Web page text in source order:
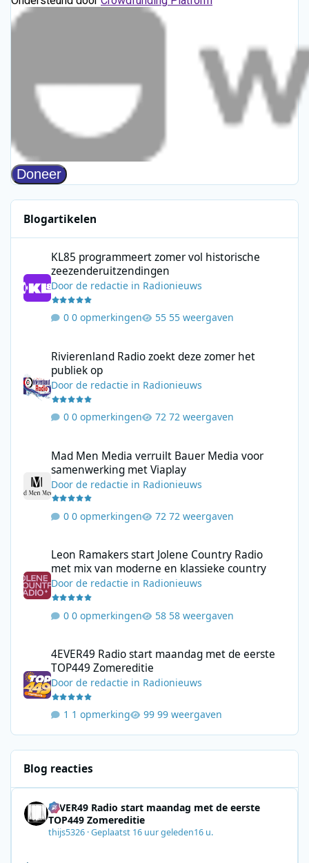
Blogartikelen
KL85 programmeert zomer vol historische
zeezenderuitzendingen
Doorde redactie in Radionieuws
0 opmerkingen 55 weergaven
Rivierenland Radio zoekt deze zomer het
publiek op
Doorde redactie in Radionieuws
0 opmerkingen 72 weergaven
Mad Men Media verruilt Bauer Media voor
samenwerking met Viaplay
Doorde redactie in Radionieuws
0 opmerkingen 72 weergaven
Leon Ramakers start Jolene Country Radio
met mix van moderne en klassieke country
Doorde redactie in Radionieuws
0 opmerkingen 58 weergaven
4EVER49 Radio start maandag met de eerste
TOP449 Zomereditie
Doorde redactie in Radionieuws
1 opmerking 99 weergaven
Blog reacties
4EVER49 Radio start maandag met de eerste
TOP449 Zomereditie
thijs5326 ·Geplaatst 16 uur geleden16 u.
.